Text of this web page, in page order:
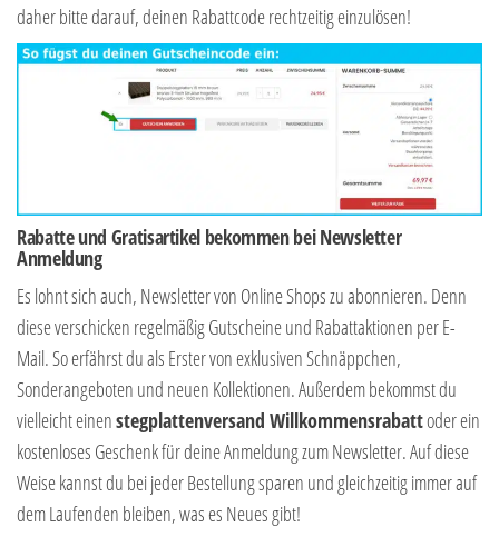
daher bitte darauf, deinen Rabattcode rechtzeitig einzulösen!
Rabatte und Gratisartikel bekommen bei Newsletter
Anmeldung
Es lohnt sich auch, Newsletter von Online Shops zu abonnieren. Denn
diese verschicken regelmäßig Gutscheine und Rabattaktionen per E-
Mail. So erfährst du als Erster von exklusiven Schnäppchen,
Sonderangeboten und neuen Kollektionen. Außerdem bekommst du
vielleicht einenstegplattenversand Willkommensrabattoder ein
kostenloses Geschenk für deine Anmeldung zum Newsletter. Auf diese
Weise kannst du bei jeder Bestellung sparen und gleichzeitig immer auf
dem Laufenden bleiben, was es Neues gibt!